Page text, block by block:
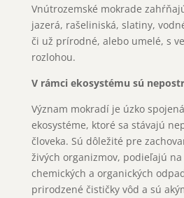
Vnútrozemské mokrade
jazerá, rašeliniská, slatiny,
či už prírodné, alebo umelé, s
rozlohou.
V rámci ekosystému sú
Význam mokradí je úzko
ekosystéme, ktoré sa stávajú
človeka. Sú dôležité pre
živých organizmov, podieľajú
chemických a organických
prirodzené čističky vôd a sú